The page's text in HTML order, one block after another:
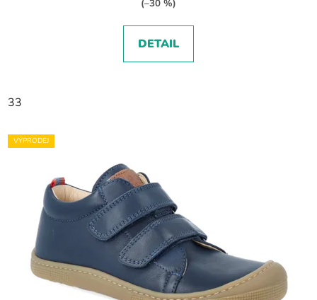
(–30 %)
DETAIL
33
VÝPRODEJ